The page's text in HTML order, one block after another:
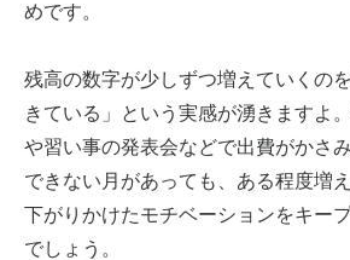
めです。
残高の数字が少しずつ増えていくの
きている」という実感が湧きますよ
や習い事の発表会などで出費がかさ
できない月があっても、ある程度増
下がりかけたモチベーションをキー
でしょう。